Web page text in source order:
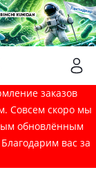
заказов
Совсем скоро мы
обновлённым
вас за